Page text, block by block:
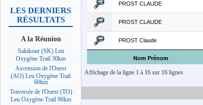
LES DERNIERS
RÉSULTATS
A la Réunion
Sakikour (SK) Leu
Oxygène Trail 30km
Ascension de l'Ouest
(AO) Leu Oxygène Trail
60km
Traversée de l'Ouest (TO)
Leu Oxygène Trail 90km
Nom Prénom
PROST CLAUDE
PROST CLAUDE
PROST Claude
Affichage de la ligne 1 à 16 sur 16 lignes